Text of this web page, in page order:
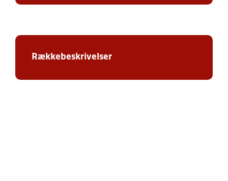
Rækkebeskrivelser